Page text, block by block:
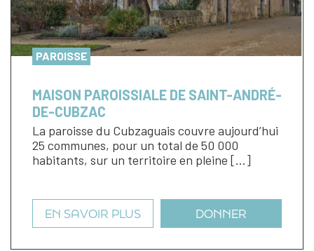
PAROISSE
MAISON PAROISSIALE DE SAINT-ANDRÉ-
DE-CUBZAC
La paroisse du Cubzaguais couvre aujourd’hui
25 communes, pour un total de 50 000
habitants, sur un territoire en pleine […]
EN SAVOIR PLUS DONNER